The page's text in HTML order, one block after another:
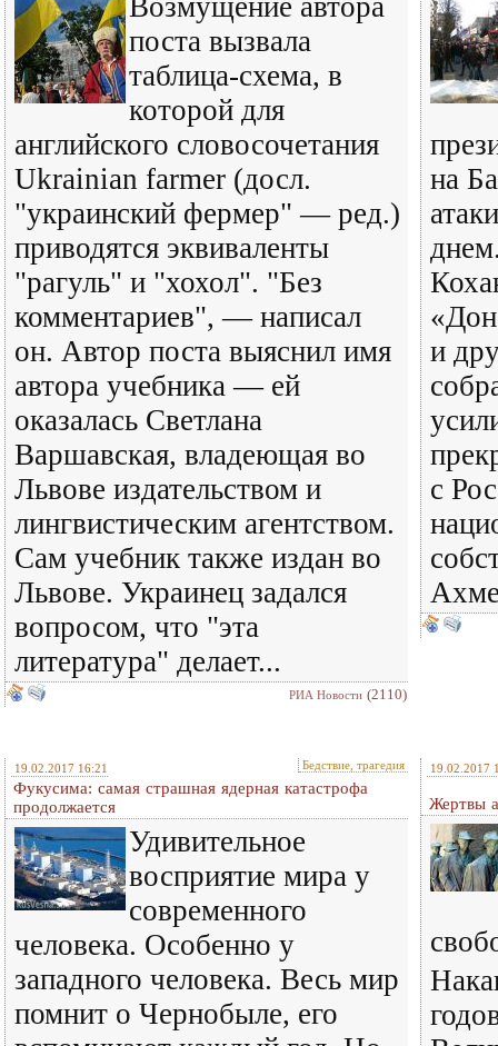
Возмущение автора
поста вызвала
таблица-схема, в
которой для
английского словосочетания
Ukrainian farmer (досл.
"украинский фермер" — ред.)
приводятся эквиваленты
"рагуль" и "хохол". "Без
комментариев", — написал
он. Автор поста выяснил имя
автора учебника — ей
оказалась Светлана
Варшавская, владеющая во
Львове издательством и
лингвистическим агентством.
Сам учебник также издан во
Львове. Украинец задался
вопросом, что "эта
литература" делает...
РИА Новости (2110)
на
и
с
19.02.2017 16:21 Бедствие, трагедия
Фукусима: самая страшная ядерная катастрофа
продолжается
Удивительное
восприятие мира у
современного
человека. Особенно у
западного человека. Весь мир
помнит о Чернобыле, его
19.02.2017
Жертвы